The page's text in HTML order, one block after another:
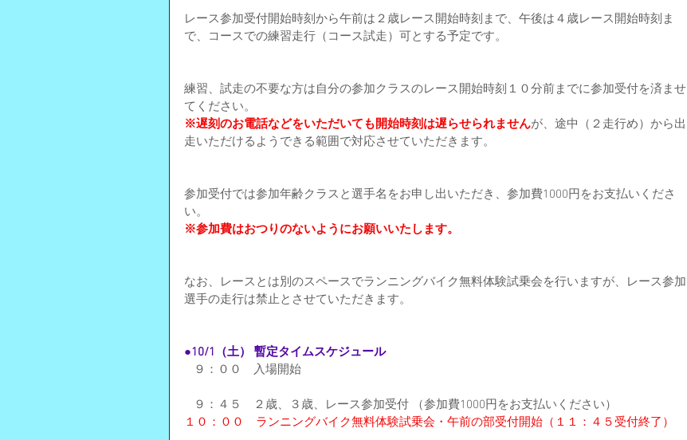
レース参加受付開始時刻から午前は２歳レース開始時刻まで、午後は４歳レース開始時刻ま
で、コースでの練習走行（コース試走）可とする予定です。
練習、試走の不要な方は自分の参加クラスのレース開始時刻１０分前までに参加受付を済ませ
てください。
※遅刻のお電話などをいただいても開始時刻は遅らせられませんが、途中（２走行め）から出
走いただけるようできる範囲で対応させていただきます。
参加受付では参加年齢クラスと選手名をお申し出いただき、参加費1000円をお支払いくださ
い。
※参加費はおつりのないようにお願いいたします。
なお、レースとは別のスペースでランニングバイク無料体験試乗会を行いますが、レース参加
選手の走行は禁止とさせていただきます。
●10/1（土） 暫定タイムスケジュール
   ９：００　入場開始
   ９：４５　２歳、３歳、レース参加受付 （参加費1000円をお支払いください）
１０：００　ランニングバイク無料体験試乗会・午前の部受付開始（１１：４５受付終了）